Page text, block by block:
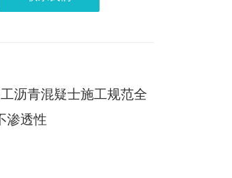
沥青混疑士施工规范全
渗透性